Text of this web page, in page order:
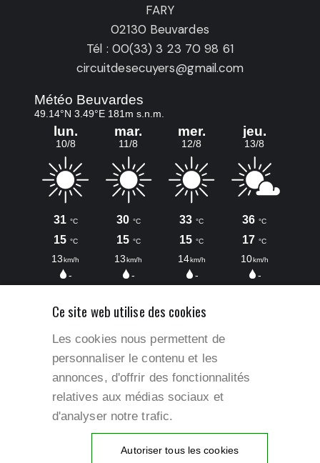
Ce site web utilise des cookies
Les cookies nous permettent de
personnaliser le contenu et les
annonces, d'offrir des fonctionnalités
relatives aux médias sociaux et
d'analyser notre trafic.
Autoriser tous les cookies
FARY
02130 Beuvardes
Tél : 00(33) 3 23 70 98 61
circuitdesecuyers@gmail.com
Accès rapides